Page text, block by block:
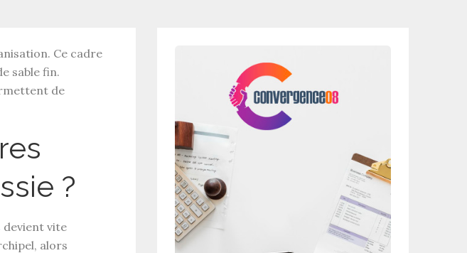
Ce cadre
sable fin.
de
?
devient vite
alors